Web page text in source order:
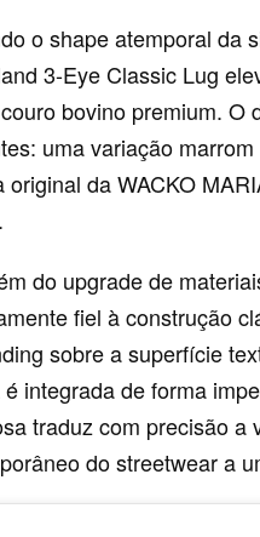
o shape atemporal da
3-Eye Classic Lug
bovino premium. O
uma variação
original da WACKO
do upgrade de
fiel à construção
sobre a superfície
integrada de forma
traduz com precisão a
do streetwear a